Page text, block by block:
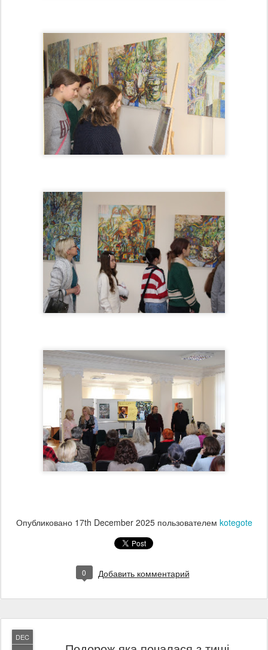
Опубликовано 17th December 2025пользователем kotegote
0 Добавить комментарий
DEC